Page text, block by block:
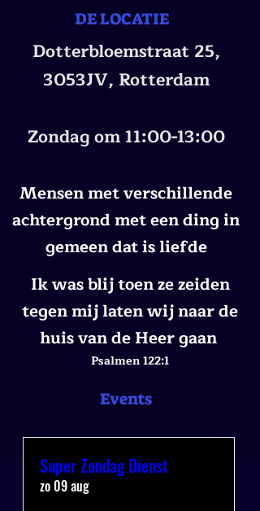
DE LOCATIE
Dotterbloemstraat 25,
3053JV, Rotterdam
Zondag om 11:00-13:00
Mensen met verschillende
achtergrond met een ding in
gemeen dat is liefde
Ik was blij toen ze zeiden
tegen mij laten wij naar de
huis van de Heer gaan
Psalmen 122:1
Events
Super Zondag Dienst
zo 09 aug